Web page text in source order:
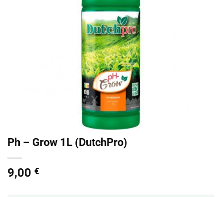
Ph – Grow 1L (DutchPro)
9,00 €